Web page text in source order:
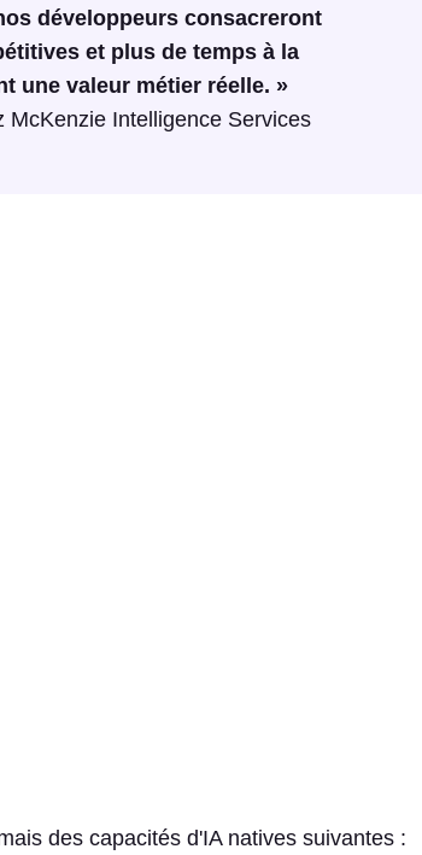
développeurs consacreront
et plus de temps à la
une valeur métier réelle. »
McKenzie Intelligence Services
des capacités d'IA natives suivantes :